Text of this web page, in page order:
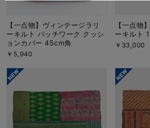
【一点物】ヴィンテージラリ
ーキルト パッチワーク クッシ
ョンカバー 45cm角
￥5,940
【一点物
ーキルト
￥33,000